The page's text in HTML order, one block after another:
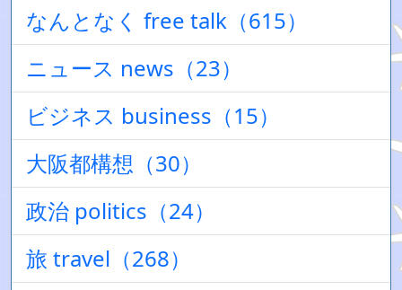
なんとなく free talk（615）
ニュース news（23）
ビジネス business（15）
大阪都構想（30）
政治 politics（24）
旅 travel（268）